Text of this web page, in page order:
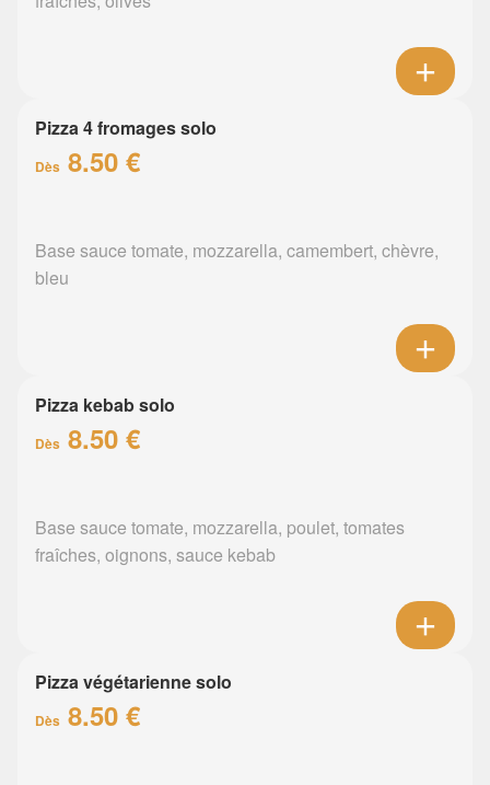
Pizza 4 fromages solo
Dès 8.50 €
Base sauce tomate, mozzarella, camembert, chèvre,
bleu
Pizza kebab solo
Dès 8.50 €
Base sauce tomate, mozzarella, poulet, tomates
fraîches, oignons, sauce kebab
Pizza végétarienne solo
Dès 8.50 €